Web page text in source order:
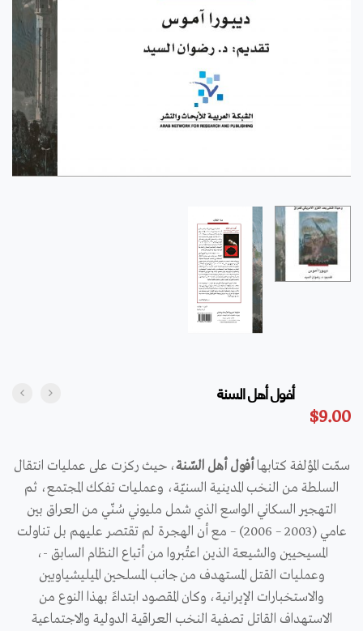
أفول أهل السنة
$9.00
سمّت المؤلفة كتابهاأفول أهل السّنة، حيث ركزت على عمليات انتقال
السلطة من النخب المدينية السنيّة، وعمليات تفكك المجتمع، ثم
التهجير السكاني الواسع الذي شمل مليوني سُنّي من العراق بين
عامي (2003 – 2006) – مع أن الهجرة لم تقتصر عليهم بل تناولت
المسيحيين والشيعة الذين اعتُبروا من أتباع النظام السابق -،
وعمليات القتل المستهدف من جانب المسلحين الميليشياويين
والاستخبارات الإيرانية، وكان المقصود ابتداءً بهذا النوع من
الاستهداف القاتل تصفية النخب العراقية الدولية والاجتماعية